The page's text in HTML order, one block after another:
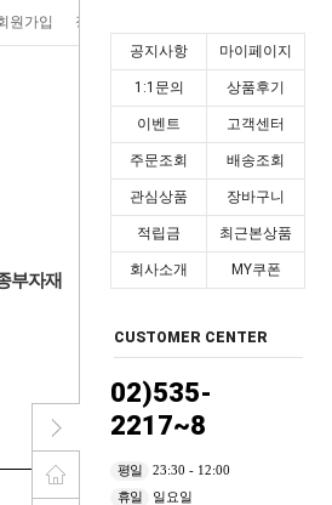
공지사항 마이페이지
1:1문의 상품후기
이벤트 고객센터
주문조회 배송조회
관심상품 장바구니
적립금 최근본상품
회사소개 MY쿠폰
CUSTOMER CENTER
02)535-
2217~8
평일
23:30 - 12:00
휴일
일요일
원가입 장바구니
부자재